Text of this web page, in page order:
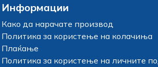
Информации
Како да нарачате производ
Политика за користење на колачиња
Плаќање
Политика за користење на личните